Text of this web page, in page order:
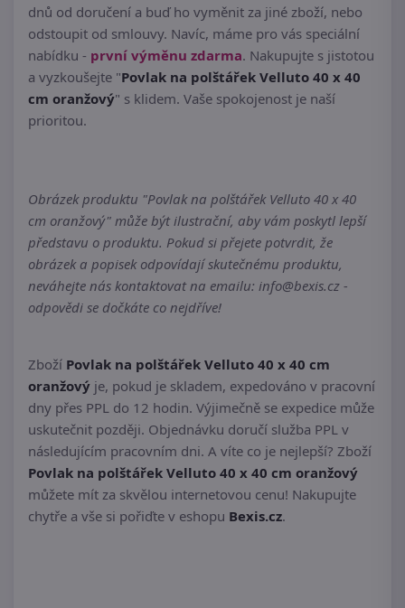
dnů od doručení a buď ho vyměnit za jiné zboží, nebo
odstoupit od smlouvy. Navíc, máme pro vás speciální
nabídku - první výměnu zdarma. Nakupujte s jistotou
a vyzkoušejte "Povlak na polštářek Velluto 40 x 40
cm oranžový" s klidem. Vaše spokojenost je naší
prioritou.
Obrázek produktu "Povlak na polštářek Velluto 40 x 40
cm oranžový" může být ilustrační, aby vám poskytl lepší
představu o produktu. Pokud si přejete potvrdit, že
obrázek a popisek odpovídají skutečnému produktu,
neváhejte nás kontaktovat na emailu: info@bexis.cz -
odpovědi se dočkáte co nejdříve!
Zboží Povlak na polštářek Velluto 40 x 40 cm
oranžový je, pokud je skladem, expedováno v pracovní
dny přes PPL do 12 hodin. Výjimečně se expedice může
uskutečnit později. Objednávku doručí služba PPL v
následujícím pracovním dni. A víte co je nejlepší? Zboží
Povlak na polštářek Velluto 40 x 40 cm oranžový
můžete mít za skvělou internetovou cenu! Nakupujte
chytře a vše si pořiďte v eshopu Bexis.cz.